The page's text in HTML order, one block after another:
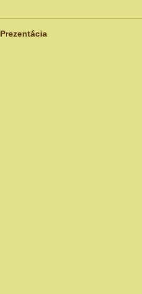
Prezentácia